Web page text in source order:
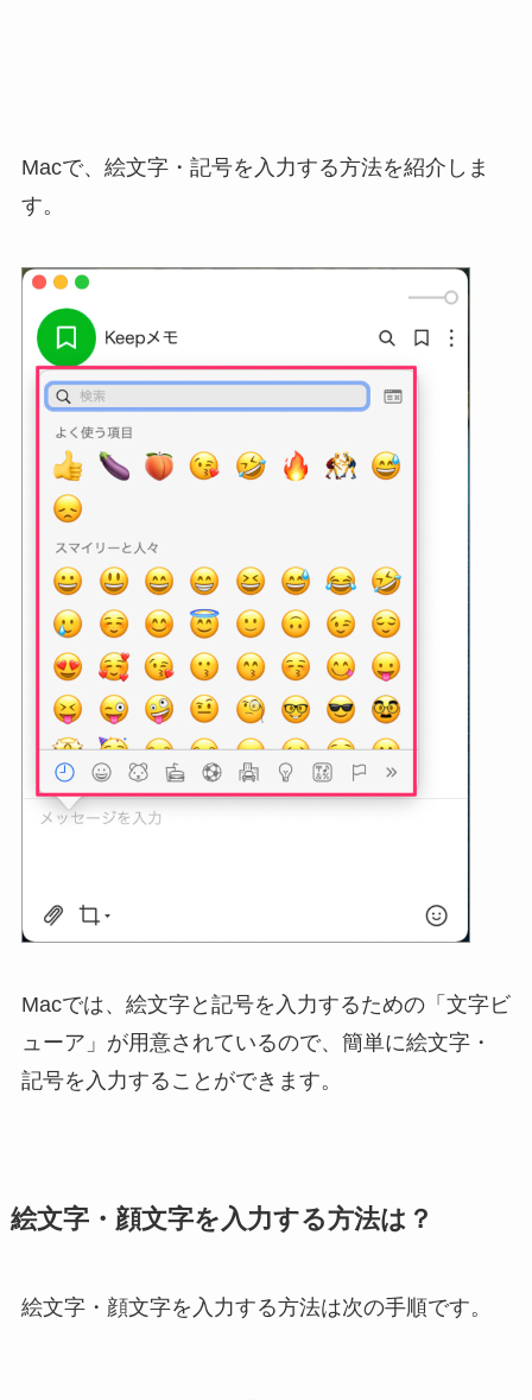
Macで、絵文字・記号を入力する方法を紹介しま
す。
Macでは、絵文字と記号を入力するための「文字ビ
ューア」が用意されているので、簡単に絵文字・
記号を入力することができます。
絵文字・顔文字を入力する方法は？
絵文字・顔文字を入力する方法は次の手順です。